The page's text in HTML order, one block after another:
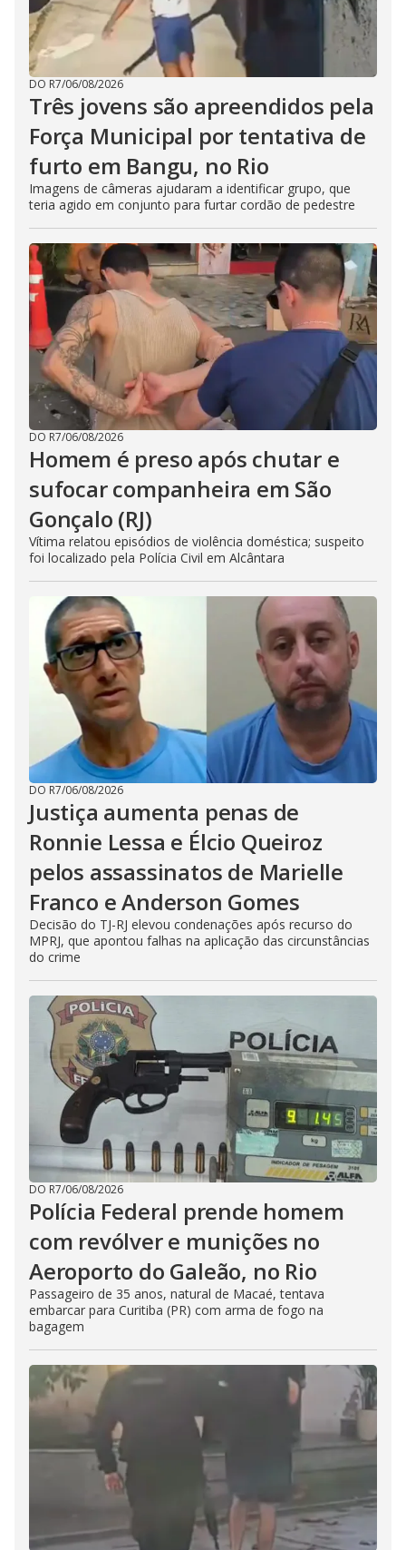
DO R7/06/08/2026
Três jovens são apreendidos pela
Força Municipal por tentativa de
furto em Bangu, no Rio
Imagens de câmeras ajudaram a identificar grupo, que
teria agido em conjunto para furtar cordão de pedestre
DO R7/06/08/2026
Homem é preso após chutar e
sufocar companheira em São
Gonçalo (RJ)
Vítima relatou episódios de violência doméstica; suspeito
foi localizado pela Polícia Civil em Alcântara
DO R7/06/08/2026
Justiça aumenta penas de
Ronnie Lessa e Élcio Queiroz
pelos assassinatos de Marielle
Franco e Anderson Gomes
Decisão do TJ-RJ elevou condenações após recurso do
MPRJ, que apontou falhas na aplicação das circunstâncias
do crime
DO R7/06/08/2026
Polícia Federal prende homem
com revólver e munições no
Aeroporto do Galeão, no Rio
Passageiro de 35 anos, natural de Macaé, tentava
embarcar para Curitiba (PR) com arma de fogo na
bagagem